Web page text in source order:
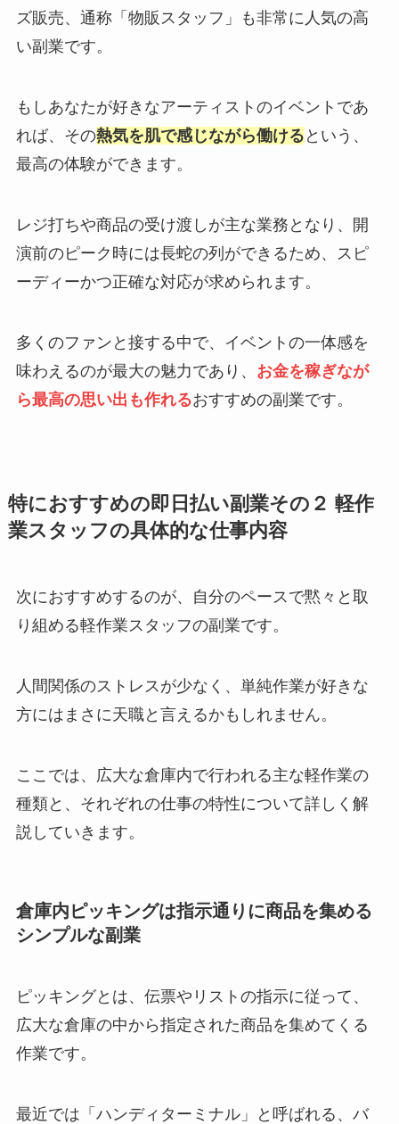
ズ販売、通称「物販スタッフ」も非常に人気の高
い副業です。
もしあなたが好きなアーティストのイベントであ
れば、その熱気を肌で感じながら働ける という、
最高の体験ができます。
レジ打ちや商品の受け渡しが主な業務となり、開
演前のピーク時には長蛇の列ができるため、スピ
ーディーかつ正確な対応が求められます。
多くのファンと接する中で、イベントの一体感を
味わえるのが最大の魅力であり、 お金を稼ぎなが
ら最高の思い出も作れるおすすめの副業です。
特におすすめの即日払い副業その２ 軽作
業スタッフの具体的な仕事内容
次におすすめするのが、自分のペースで黙々と取
り組める軽作業スタッフの副業です。
人間関係のストレスが少なく、単純作業が好きな
方にはまさに天職と言えるかもしれません。
ここでは、広大な倉庫内で行われる主な軽作業の
種類と、それぞれの仕事の特性について詳しく解
説していきます。
倉庫内ピッキングは指示通りに商品を集める
シンプルな副業
ピッキングとは、伝票やリストの指示に従って、
広大な倉庫の中から指定された商品を集めてくる
作業です。
最近では「ハンディターミナル」と呼ばれる、バ